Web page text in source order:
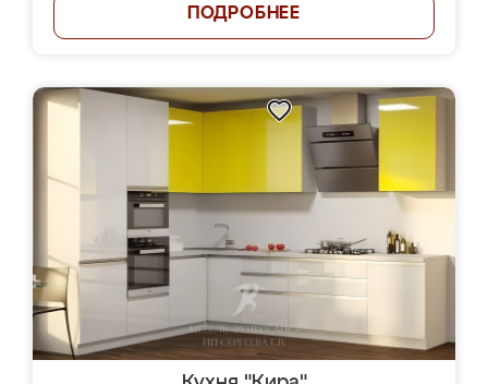
ПОДРОБНЕЕ